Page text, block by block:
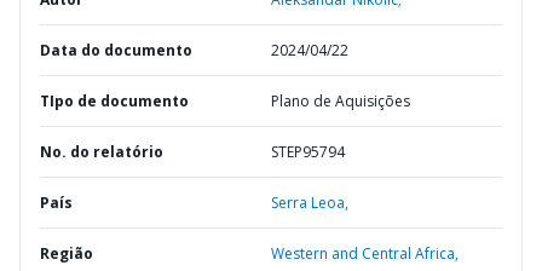
Data do documento 2024/04/22
TIpo de documento Plano de Aquisições
No. do relatório STEP95794
País Serra Leoa,
Região Western and Central Africa,